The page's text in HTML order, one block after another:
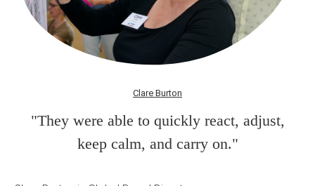
Clare Burton
"They were able to quickly react, adjust,
keep calm, and carry on."